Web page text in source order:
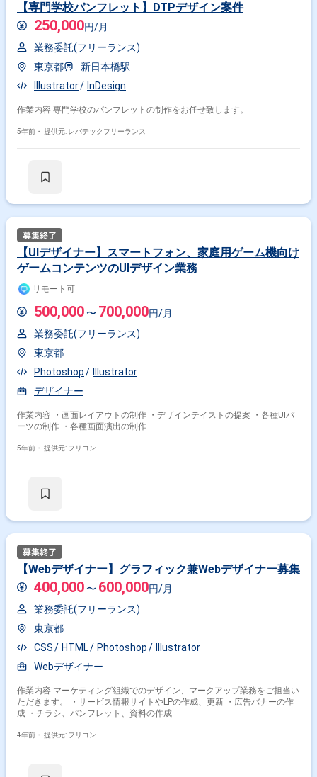
【専門学校パンフレット】DTPデザイン案件
250,000円/月
業務委託(フリーランス)
東京都
新日本橋駅
Illustrator
InDesign
作業内容 専門学校のパンフレットの制作をお任せ致します。
5年前・ 提供元: レバテックフリーランス
【UIデザイナー】スマートフォン、家庭用ゲーム機向け
ゲームコンテンツのUIデザイン業務
リモート可
500,000 〜 700,000円/月
業務委託(フリーランス)
東京都
Photoshop
Illustrator
デザイナー
作業内容 ・画面レイアウトの制作 ・デザインテイストの提案 ・各種UIパ
ーツの制作 ・各種画面演出の制作
5年前・ 提供元: フリコン
【Webデザイナー】グラフィック兼Webデザイナー募集
400,000 〜 600,000円/月
業務委託(フリーランス)
東京都
CSS
HTML Photoshop
Illustrator
Webデザイナー
作業内容 マーケティング組織でのデザイン、マークアップ業務をご担当い
ただきます。 ・サービス情報サイトやLPの作成、更新 ・広告バナーの作
成 ・チラシ、パンフレット、資料の作成
4年前・ 提供元: フリコン